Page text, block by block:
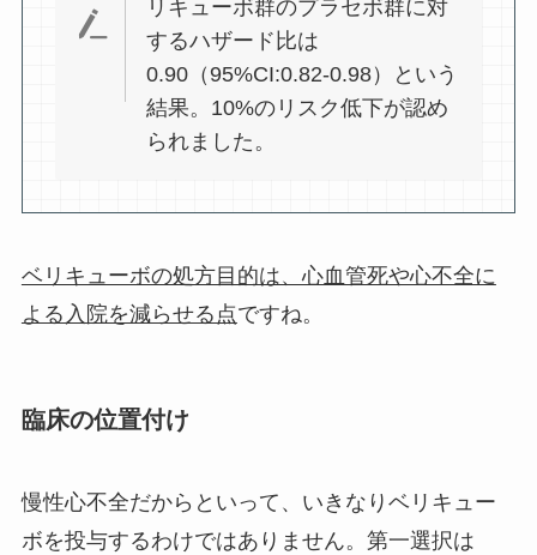
リキューボ群のプラセボ群に対
するハザード比は
0.90（95%CI:0.82-0.98）という
結果。10%のリスク低下が認め
られました。
ベリキューボの処方目的は、心血管死や心不全に
よる入院を減らせる点ですね。
臨床の位置付け
慢性心不全だからといって、いきなりベリキュー
ボを投与するわけではありません。第一選択は